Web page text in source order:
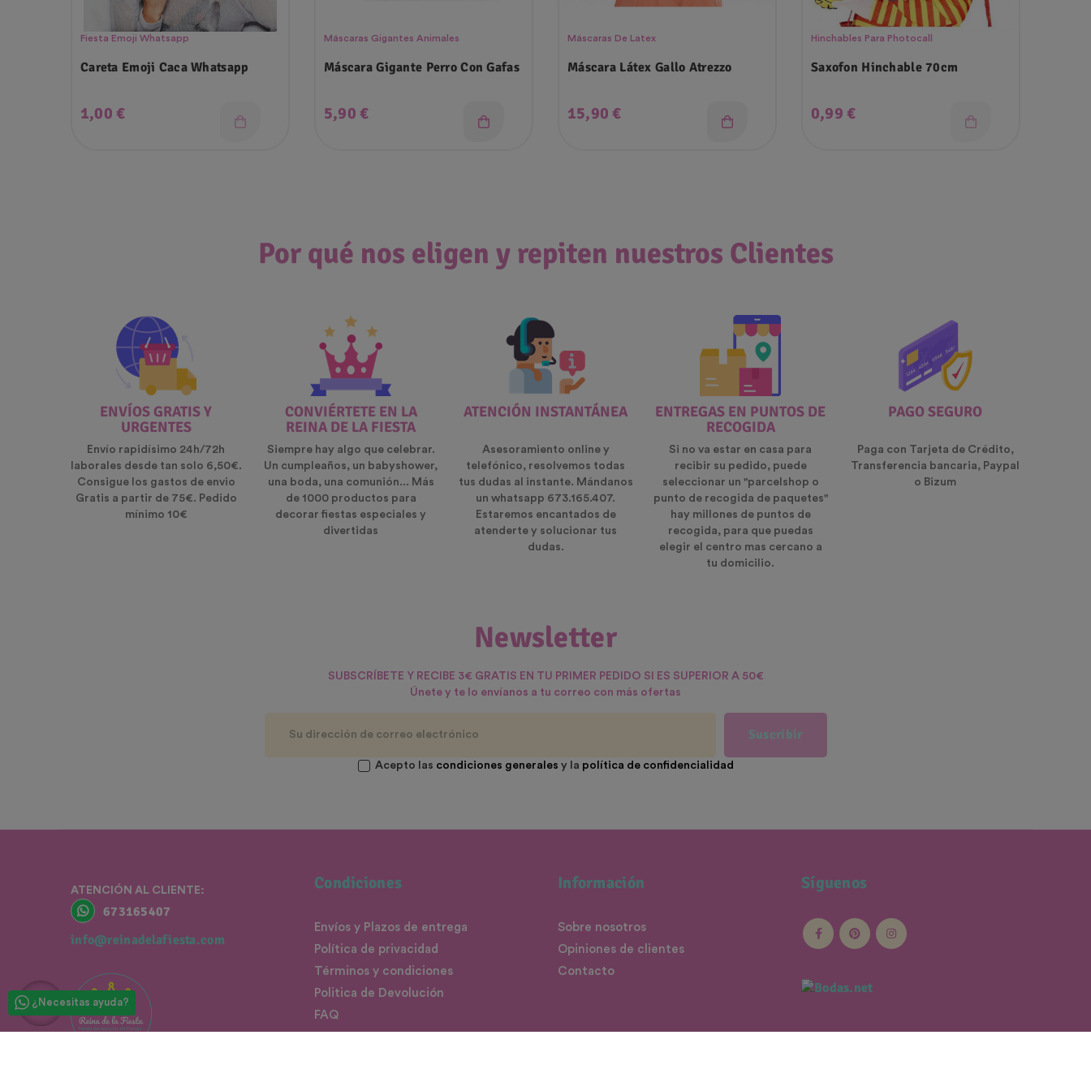
¿Necesitas ayuda?
Fiesta Emoji Whatsapp
Careta Emoji Caca Whatsapp
Precio
1,00 €
Máscaras Gigantes Animales
Máscara Gigante Perro Con Gafas
Precio
5,90 €
Máscaras De Latex
Máscara Látex Gallo Atrezzo
Precio
15,90 €
Hinchables Para Photocall
Saxofon Hinchable 70cm
Precio
0,99 €
Por qué nos eligen y repiten nuestros Clientes
ENVÍOS GRATIS Y
URGENTES
Envío rapidísimo 24h/72h
laborales desde tan solo 6,50€.
Consigue los gastos de envio
Gratis a partir de 75€. Pedido
mínimo 10€
CONVIÉRTETE EN LA
REINA DE LA FIESTA
Siempre hay algo que celebrar.
Un cumpleaños, un babyshower,
una boda, una comunión... Más
de 1000 productos para
decorar fiestas especiales y
divertidas
ATENCIÓN INSTANTÁNEA
Asesoramiento online y
telefónico, resolvemos todas
tus dudas al instante. Mándanos
un whatsapp 673.165.407.
Estaremos encantados de
atenderte y solucionar tus
dudas.
ENTREGAS EN PUNTOS DE
RECOGIDA
Si no va estar en casa para
recibir su pedido, puede
seleccionar un "parcelshop o
punto de recogida de paquetes"
hay millones de puntos de
recogida, para que puedas
elegir el centro mas cercano a
tu domicilio.
PAGO SEGURO
Paga con Tarjeta de Crédito,
Transferencia bancaria, Paypal
o Bizum
Newsletter
SUBSCRÍBETE Y RECIBE 3€ GRATIS EN TU PRIMER PEDIDO SI ES SUPERIOR A 50€
Únete y te lo envíanos a tu correo con más ofertas
Suscribir
Acepto las condiciones generales y la política de confidencialidad
ATENCIÓN AL CLIENTE:
673165407
info@reinadelafiesta.com
Condiciones
Envíos y Plazos de entrega
Política de privacidad
Términos y condiciones
Politica de Devolución
FAQ
Información
Sobre nosotros
Opiniones de clientes
Contacto
Síguenos